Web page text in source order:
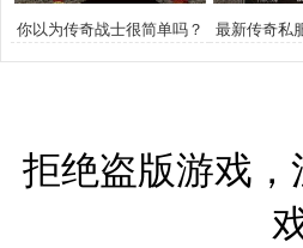
你以为传奇战士很简单吗？
这些技巧你掌握了吗？
最新传奇私
地址
拒绝盗版游戏